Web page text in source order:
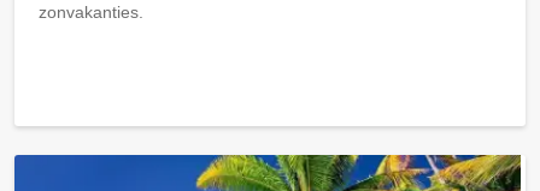
zonvakanties.